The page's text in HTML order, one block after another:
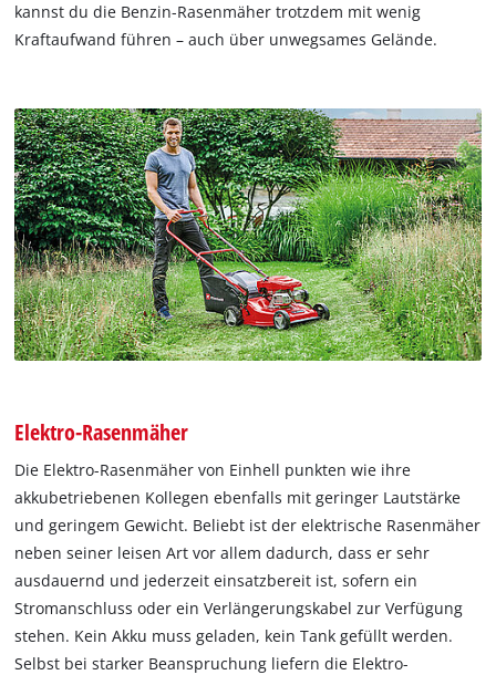
kannst du die Benzin-Rasenmäher trotzdem mit wenig
Kraftaufwand führen – auch über unwegsames Gelände.
Elektro-Rasenmäher
Die Elektro-Rasenmäher von Einhell punkten wie ihre
akkubetriebenen Kollegen ebenfalls mit geringer Lautstärke
und geringem Gewicht. Beliebt ist der elektrische Rasenmäher
neben seiner leisen Art vor allem dadurch, dass er sehr
ausdauernd und jederzeit einsatzbereit ist, sofern ein
Stromanschluss oder ein Verlängerungskabel zur Verfügung
stehen. Kein Akku muss geladen, kein Tank gefüllt werden.
Selbst bei starker Beanspruchung liefern die Elektro-